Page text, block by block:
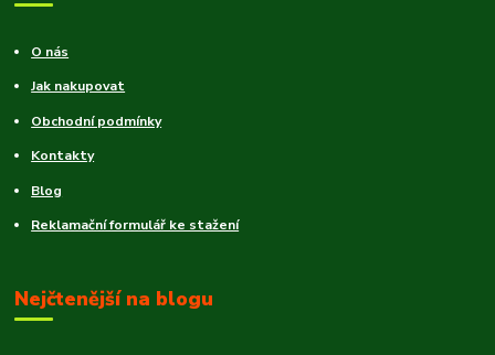
O nás
Jak nakupovat
Obchodní podmínky
Kontakty
Blog
Reklamační formulář ke stažení
Nejčtenější na blogu